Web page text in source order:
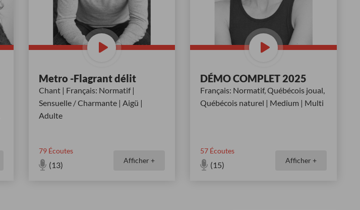
Metro -Flagrant délit
Chant | Français: Normatif |
Sensuelle / Charmante | Aigü |
Adulte
79Écoutes
(13) Afficher +
DÉMO COMPLET 2025
Français: Normatif, Québécois joual,
Québécois naturel | Medium | Multi
57 Écoutes
(15) Afficher +